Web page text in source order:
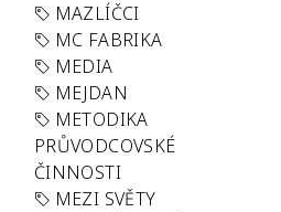
MAZLÍČCI
MC FABRIKA
MEDIA
MEJDAN
METODIKA
PRŮVODCOVSKÉ
ČINNOSTI
MEZI SVĚTY